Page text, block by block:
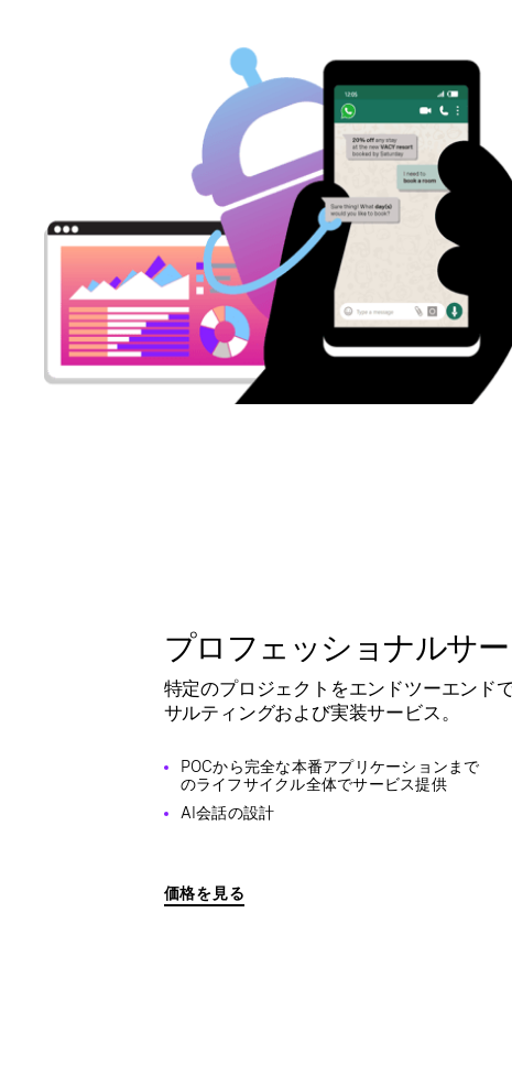
プロフェッショナルサ
特定のプロジェクトをエンドツーエンド
サルティングおよび実装サービス。
POCから完全な本番アプリケーションまで
のライフサイクル全体でサービス提供
AI会話の設計
価格を見る